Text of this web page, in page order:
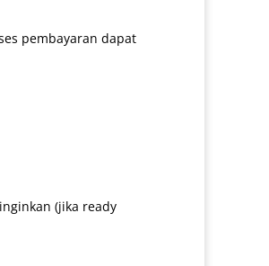
pembayaran dapat
(jika ready